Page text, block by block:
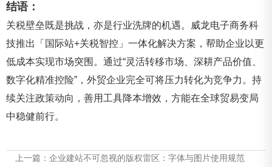
结语：
关税壁垒既是挑战，亦是行业洗牌的机遇。威龙电子商务科
技推出「国际站+关税智控」一体化解决方案，帮助企业以更
低成本实现市场突围。通过“灵活转移市场、深耕产品价值、
数字化精准控险”，外贸企业完全可将压力转化为竞争力。持
续关注政策动向，善用工具降本增效，方能在全球贸易变局
中稳健前行。
上一篇： 企业建站不可忽视的版权雷区：字体与图片使用规范